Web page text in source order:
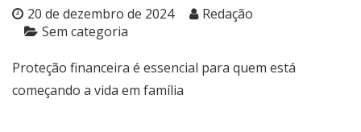
20 de dezembro de 2024
Redação
Sem categoria
Proteção financeira é essencial para quem está
começando a vida em família